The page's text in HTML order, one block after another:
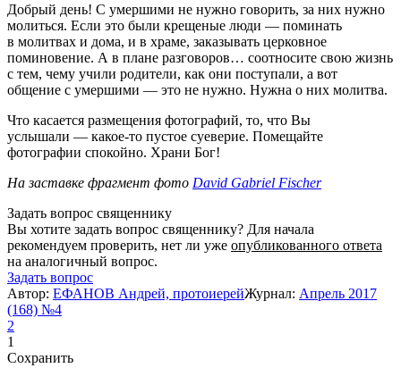
Добрый день! С умершими не нужно говорить, за них нужно
молиться. Если это были крещеные люди — поминать
в молитвах и дома, и в храме, заказывать церковное
поминовение. А в плане разговоров… соотносите свою жизнь
с тем, чему учили родители, как они поступали, а вот
общение с умершими — это не нужно. Нужна о них молитва.
Что касается размещения фотографий, то, что Вы
услышали — какое-то пустое суеверие. Помещайте
фотографии спокойно. Храни Бог!
На заставке фрагмент фото David Gabriel Fischer
Задать вопрос священнику
Вы хотите задать вопрос священнику? Для начала
рекомендуем проверить, нет ли уже опубликованного ответа
на аналогичный вопрос.
Задать вопрос
Автор: ЕФАНОВ Андрей, протоиерейЖурнал: Апрель 2017
(168) №4
2
1
Сохранить